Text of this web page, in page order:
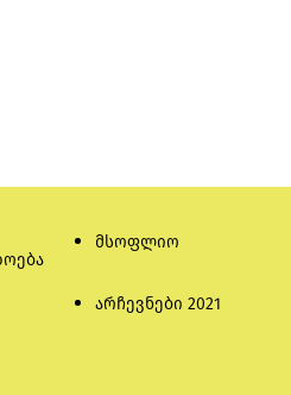
მსოფლიო
არჩევნები 2021